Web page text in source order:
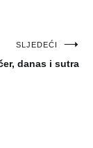
SLJEDEĆI
danas i sutra